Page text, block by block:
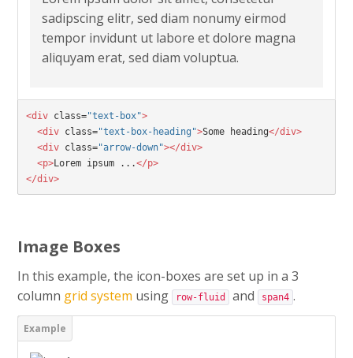
sadipscing elitr, sed diam nonumy eirmod
tempor invidunt ut labore et dolore magna
aliquyam erat, sed diam voluptua.
<div class="text-box">
  <div
class="text-box-heading">Some heading</div>
  <div
class="arrow-down"></div>
  <p>
Lorem ipsum ...</p>
</div>
Image Boxes
In this example, the icon-boxes are set up in a 3
column grid system using row-fluid and span4 .